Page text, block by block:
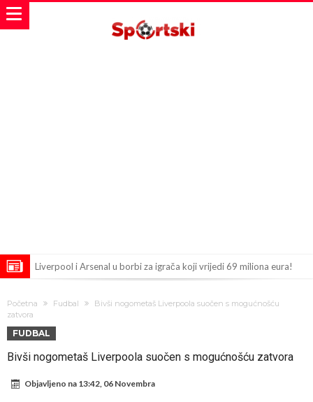
Liverpool i Arsenal u borbi za igrača koji vrijedi 69 miliona eura!
Suđenje o smrti Maradone: Noge su mu bile natečene, nije se htio
oprati
Ko je uvjerio Rodrija da izabere Barcelonu?
Ulazim na stadion da raznesem Mesija sa četiri bombe
Početna Fudbal
Bivši nogometaš Liverpoola suočen s mogućnošću
zatvora
FUDBAL
Bivši nogometaš Liverpoola suočen s mogućnošću zatvora
Objavljeno na 13:42, 06 Novembra